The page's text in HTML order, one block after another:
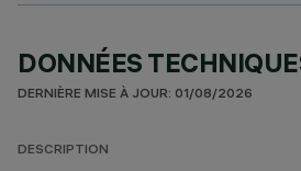
DONNÉES
DERNIÈRE MISE À JOUR: 01/08/2026
DESCRIPTION